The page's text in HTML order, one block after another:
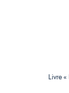
Livre